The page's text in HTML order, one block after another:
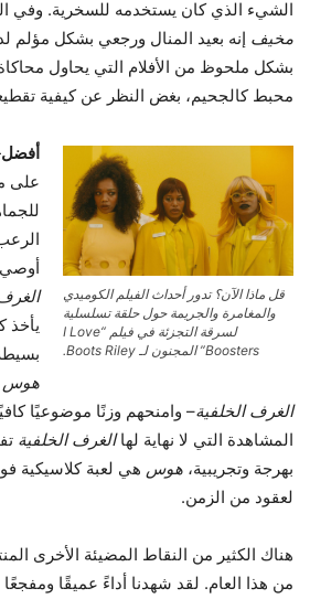
الشيء الذي كان يستخدمه للسخرية. وفي
مخيف إنه بعيد المنال ورجعي بشكل مؤلم
بشكل ملحوظ من الأفلام التي يحاول
محبط كالجحيم، بغض النظر عن كيفية
قل ماذا الآن؟ تدور أحداث الفيلم الكوميدي
والمغامرة والجريمة حول حلقة تسلسلية
لسرقة التجزئة في فيلم “I Love
Boosters” المجنون لـ Boots Riley.
أفضل
على
أوصي
يأخذ
هوس
الغرف الخلفية– وامنحهم وزنًا موضوعيًا
المشاهدة التي لا نهاية لهاالغرف الخلفية
بهرجة وتجريبية، هوس هي لعبة كلاسيكية
لعقود من الزمن.
هناك الكثير من النقاط المضيئة الأخرى
من هذا العام. لقد شهدنا أداءً عميقًا